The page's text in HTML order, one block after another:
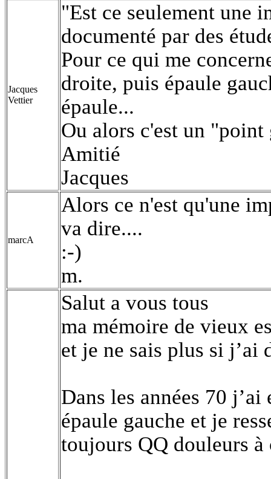
Jacques
Vettier
"Est ce seulement une
documenté par des
Pour ce qui me
droite, puis épaule
épaule...
Ou alors c'est un
Amitié
Jacques
marcA
Alors ce n'est qu'une
va dire....
:-)
m.
Salut a vous tous
ma mémoire de vieux
et je ne sais plus si j’ai
Dans les années 70
épaule gauche et je
toujours QQ douleurs à